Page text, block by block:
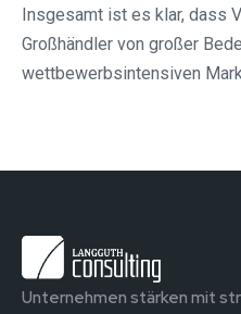
Insgesamt ist es klar, dass
Großhändler von großer
wettbewerbsintensiven
Unternehmen stärken mit